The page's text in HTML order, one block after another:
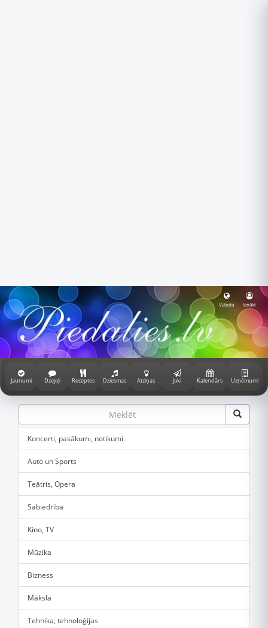
Valoda Ienākt
Jaunumi Dzejoļi Receptes Dziesmas Atziņas Joki Kalendārs Uzņēmumi
Koncerti, pasākumi, notikumi
Auto un Sports
Teātris, Opera
Sabiedrība
Kino, TV
Mūzika
Bizness
Māksla
Tehnika, tehnoloģijas